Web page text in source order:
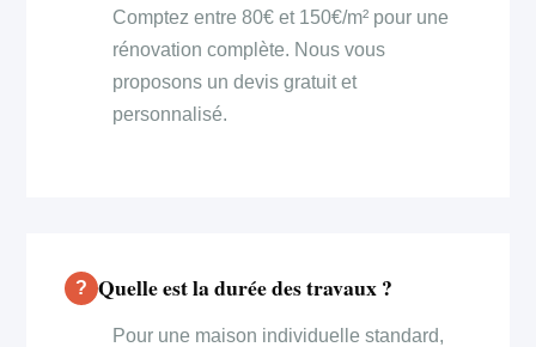
Comptez entre 80€ et 150€/m² pour une
rénovation complète. Nous vous
proposons un devis gratuit et
personnalisé.
Quelle est la durée des travaux ?
Pour une maison individuelle standard,